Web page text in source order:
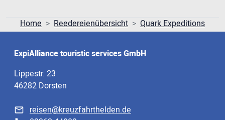
Home Reedereienübersicht Quark Expeditions
ExpiAlliance touristic services GmbH
Lippestr. 23
46282 Dorsten
reisen@kreuzfahrthelden.de